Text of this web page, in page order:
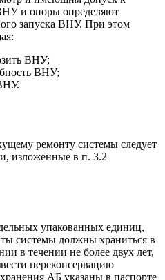
и опоры определяют
запуска ВНУ. При этом
ВНУ;
ВНУ;
.
ремонту системы следует
изложенные в п. 3.2
упакованных единиц,
системы должны храниться в
в течении не более двух лет,
переконсервацию
АБ указаны в паспорте